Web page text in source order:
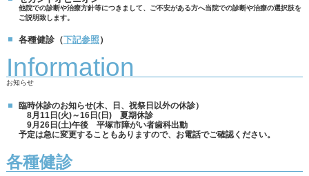
他院での診断や治療方針等につきまして、ご不安がある方へ当院での診断や治療の選択肢を
ご説明致します。
各種健診（下記参照 ）
Information
お知らせ
臨時休診のお知らせ(木、日、祝祭日以外の休診）
8月11日(火)～16日(日) 夏期休診
9月26日(土)午後 平塚市障がい者歯科出動
予定は急に変更することもありますので、お電話でご確認ください。
各種健診